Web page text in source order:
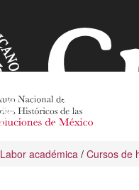
Labor académica / Cursos de